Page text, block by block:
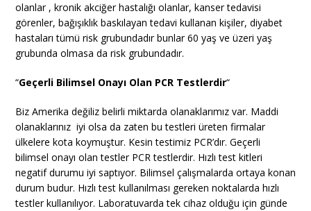
olanlar , kronik akciğer hastalığı olanlar, kanser tedavisi
görenler, bağışıklık baskılayan tedavi kullanan kişiler, diyabet
hastaları tümü risk grubundadır bunlar 60 yaş ve üzeri yaş
grubunda olmasa da risk grubundadır.
“Geçerli Bilimsel Onayı Olan PCR Testlerdir“
Biz Amerika değiliz belirli miktarda olanaklarımız var. Maddi
olanaklarınız iyi olsa da zaten bu testleri üreten firmalar
ülkelere kota koymuştur. Kesin testimiz PCR’dır. Geçerli
bilimsel onayı olan testler PCR testlerdir. Hızlı test kitleri
negatif durumu iyi saptıyor. Bilimsel çalışmalarda ortaya konan
durum budur. Hızlı test kullanılması gereken noktalarda hızlı
testler kullanılıyor. Laboratuvarda tek cihaz olduğu için günde